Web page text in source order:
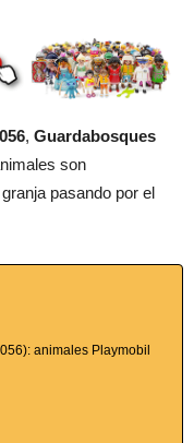
, Guardabosques
son
pasando por el
animales Playmobil